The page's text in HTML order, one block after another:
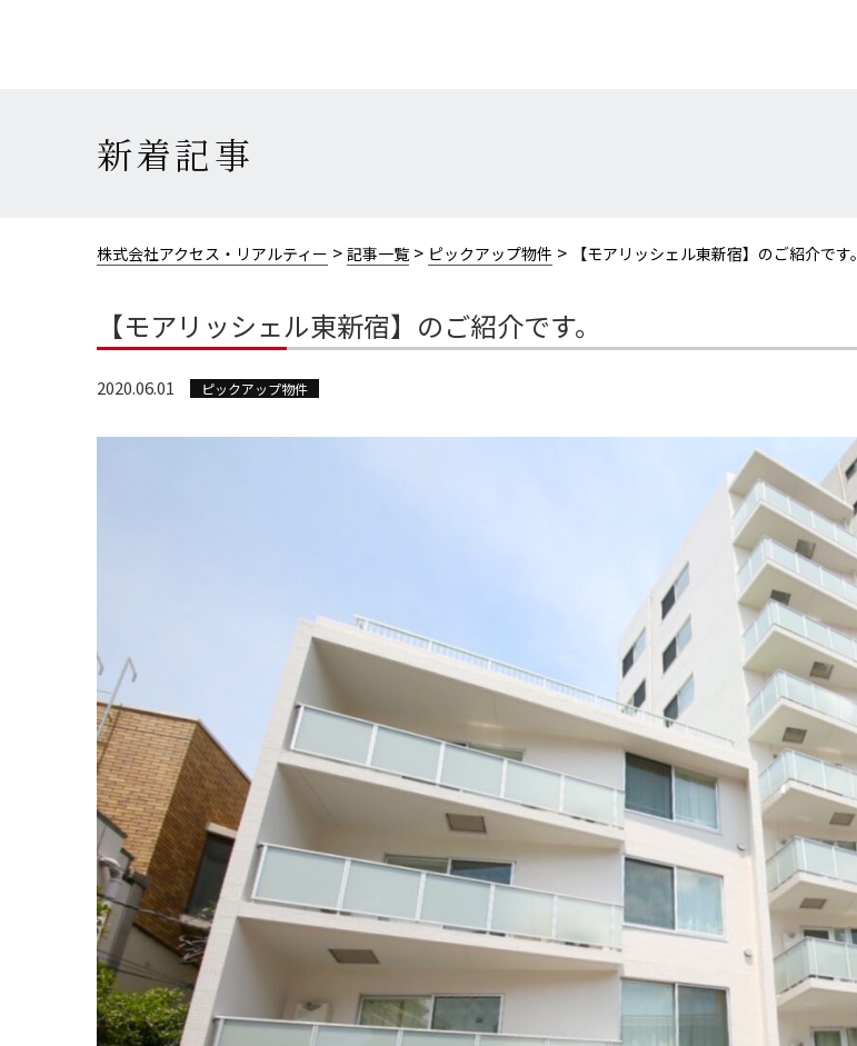
新着記事
株式会社アクセス・リアルティー > 記事一覧 > ピックアップ物件 > 【モアリッシェル東新宿】のご紹介です。
【モアリッシェル東新宿】のご紹介です。
2020.06.01 ピックアップ物件